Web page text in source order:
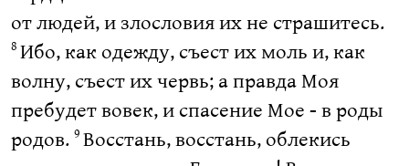
от людей, и злословия их не страшитесь.
8 Ибо, как одежду, съест их моль и, как
волну, съест их червь; а правда Моя
пребудет вовек, и спасение Мое - в роды
родов. 9 Восстань, восстань, облекись